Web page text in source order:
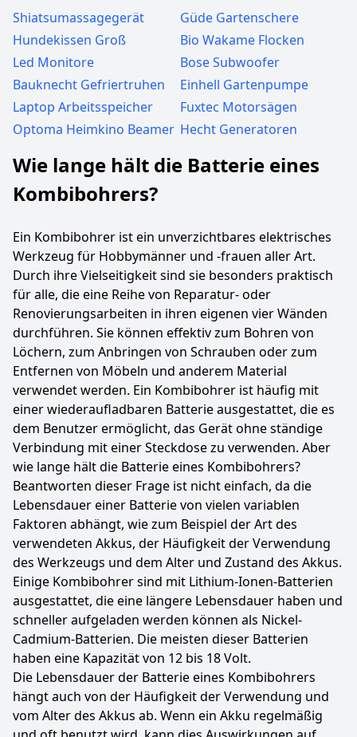
Shiatsumassagegerät
Güde Gartenschere
Hundekissen Groß
Bio Wakame Flocken
Led Monitore
Bose Subwoofer
Bauknecht Gefriertruhen
Einhell Gartenpumpe
Laptop Arbeitsspeicher
Fuxtec Motorsägen
Optoma Heimkino Beamer Hecht Generatoren
Wie lange hält die Batterie eines
Kombibohrers?
Ein Kombibohrer ist ein unverzichtbares elektrisches
Werkzeug für Hobbymänner und -frauen aller Art.
Durch ihre Vielseitigkeit sind sie besonders praktisch
für alle, die eine Reihe von Reparatur- oder
Renovierungsarbeiten in ihren eigenen vier Wänden
durchführen. Sie können effektiv zum Bohren von
Löchern, zum Anbringen von Schrauben oder zum
Entfernen von Möbeln und anderem Material
verwendet werden. Ein Kombibohrer ist häufig mit
einer wiederaufladbaren Batterie ausgestattet, die es
dem Benutzer ermöglicht, das Gerät ohne ständige
Verbindung mit einer Steckdose zu verwenden. Aber
wie lange hält die Batterie eines Kombibohrers?
Beantworten dieser Frage ist nicht einfach, da die
Lebensdauer einer Batterie von vielen variablen
Faktoren abhängt, wie zum Beispiel der Art des
verwendeten Akkus, der Häufigkeit der Verwendung
des Werkzeugs und dem Alter und Zustand des Akkus.
Einige Kombibohrer sind mit Lithium-Ionen-Batterien
ausgestattet, die eine längere Lebensdauer haben und
schneller aufgeladen werden können als Nickel-
Cadmium-Batterien. Die meisten dieser Batterien
haben eine Kapazität von 12 bis 18 Volt.
Die Lebensdauer der Batterie eines Kombibohrers
hängt auch von der Häufigkeit der Verwendung und
vom Alter des Akkus ab. Wenn ein Akku regelmäßig